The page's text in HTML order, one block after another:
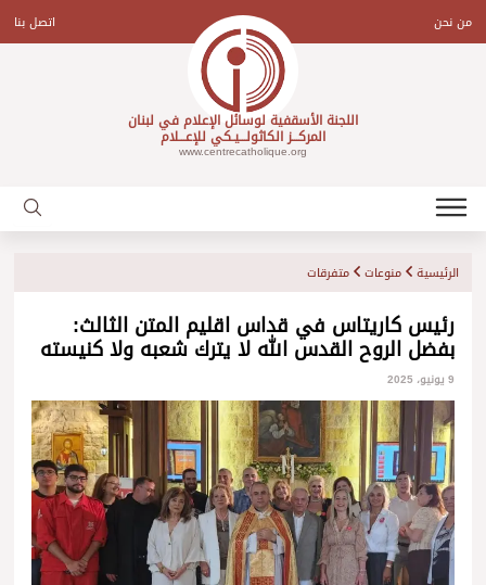
contentمن نحن اتصل بنا
اللجنة الأسقفية لوسائل الإعلام في لبنان
المركـــز الكاثولـــيـكي للإعـــلام
www.centrecatholique.org
الرئيسية منوعات متفرقات
رئيس كاريتاس في قداس اقليم المتن الثالث:
بفضل الروح القدس الله لا يترك شعبه ولا كنيسته
9 يونيو، 2025